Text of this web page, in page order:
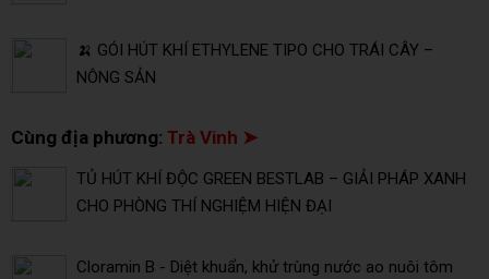
🍌 GÓI HÚT KHÍ ETHYLENE TIPO CHO TRÁI CÂY –
NÔNG SẢN
Cùng địa phương: Trà Vinh ➤
TỦ HÚT KHÍ ĐỘC GREEN BESTLAB – GIẢI PHÁP XANH
CHO PHÒNG THÍ NGHIỆM HIỆN ĐẠI
Cloramin B - Diệt khuẩn, khử trùng nước ao nuôi tôm